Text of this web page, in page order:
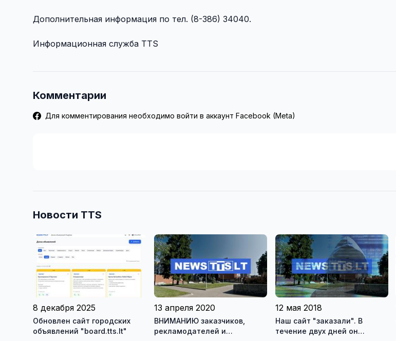
Дополнительная информация по тел. (8-386) 34040.
Информационная служба TTS
Комментарии
Для комментирования необходимо войти в аккаунт Facebook (Meta)
Новости TTS
8 декабря 2025
Обновлен сайт городских
объявлений "board.tts.lt"
13 апреля 2020
ВНИМАНИЮ заказчиков,
рекламодателей и
12 мая 2018
Наш сайт "заказали". В
течение двух дней он